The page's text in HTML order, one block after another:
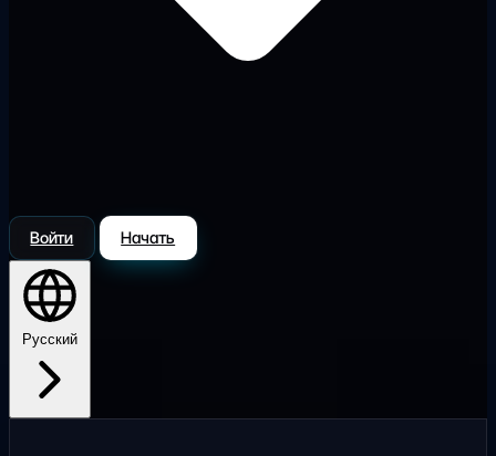
Войти Начать
Русский